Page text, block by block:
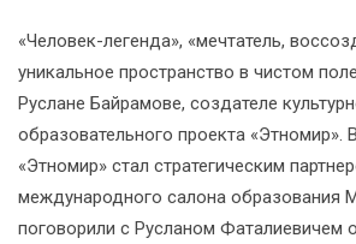
«Человек-легенда», «мечтатель,
уникальное пространство в чистом
Руслане Байрамове, создателе
образовательного проекта «Этномир».
«Этномир» стал стратегическим
международного салона
поговорили с Русланом Фаталиевичем